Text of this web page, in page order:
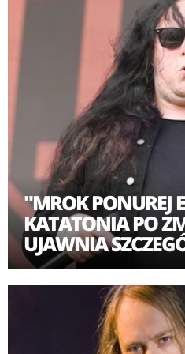
materiał nosi tytuł "Lacquer".
Obecny skład grupy to
- tworzą Katatonię od jej
Daniel Moilanen i Roger
"MROK PONUREJ
KATATONIA PO
UJAWNIA